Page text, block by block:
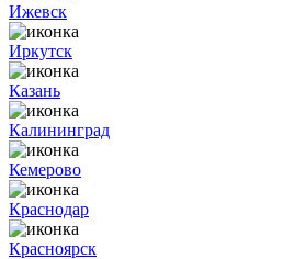
Ижевск
Иркутск
Казань
Калининград
Кемерово
Краснодар
Красноярск